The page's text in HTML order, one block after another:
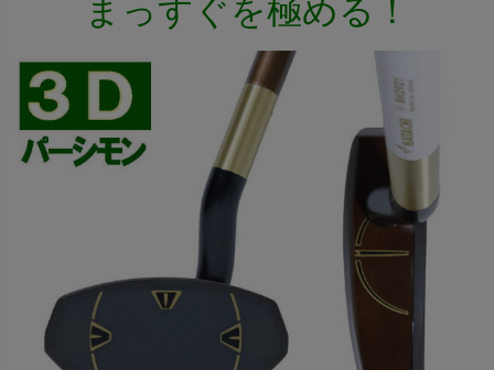
まっすぐを極める！